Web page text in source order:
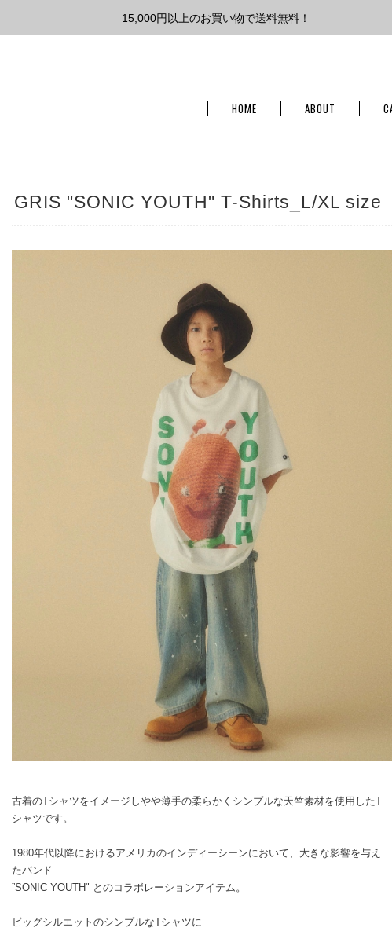
15,000円以上のお買い物で送料無料！
HOME ABOUT
GRIS "SONIC YOUTH" T-Shirts_L/XL size
古着のTシャツをイメージしやや薄手の柔らかくシンプルな天竺素材を使用したT
シャツです。
1980年代以降におけるアメリカのインディーシーンにおいて、大きな影響を与え
たバンド
”SONIC YOUTH" とのコラボレーションアイテム。
ビッグシルエットのシンプルなTシャツに